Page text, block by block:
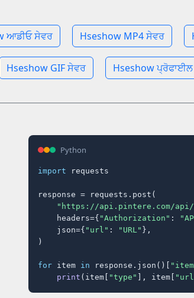
ਆਡੀਓ ਸੇਵਰ Hseshow MP4 ਸੇਵਰ
Hseshow GIF ਸੇਵਰ Hseshow
Python
import requests
response = requests.post(
"https://api.pintere.com/api/
    headers={
"Authorization" :
    json={
"url" : "URL" },
)
for item in response.json()[
print (item[ "type" ], item[